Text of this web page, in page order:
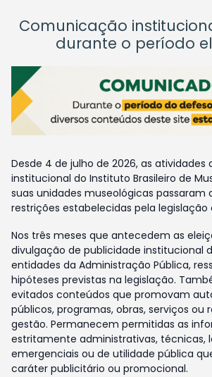
Comunicação
durante o período
Desde 4 de julho de 2026, as
institucional do Instituto Brasileiro de
suas unidades museológicas passaram
restrições estabelecidas pela legislação
Nos três meses que antecedem as
divulgação de publicidade institucional
entidades da Administração Pública,
hipóteses previstas na legislação.
evitados conteúdos que promovam
públicos, programas, obras, serviços ou
gestão. Permanecem permitidas as
estritamente administrativas, técnicas,
emergenciais ou de utilidade pública
caráter publicitário ou promocional.